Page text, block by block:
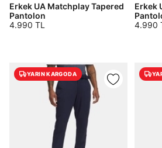
Erkek UA Matchplay Tapered
Pantolon
4.990 TL
Erkek
4.990
YARIN KARGODA